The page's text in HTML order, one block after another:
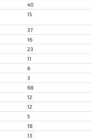
40
15
37
16
23
11
6
3
68
12
12
5
18
13